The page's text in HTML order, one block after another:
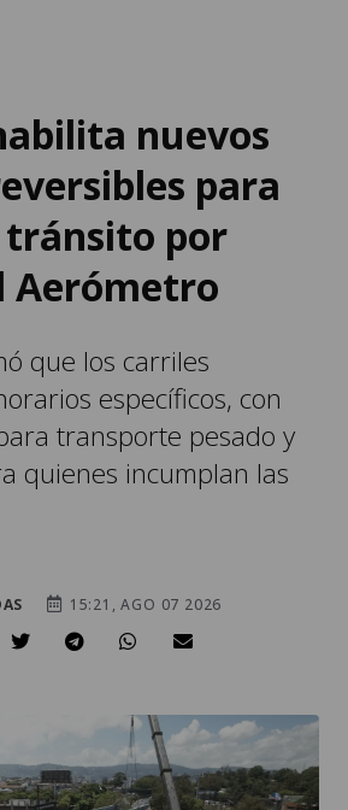
nuevos
para
por
Aerómetro
que los carriles
transporte pesado y
quienes incumplan las